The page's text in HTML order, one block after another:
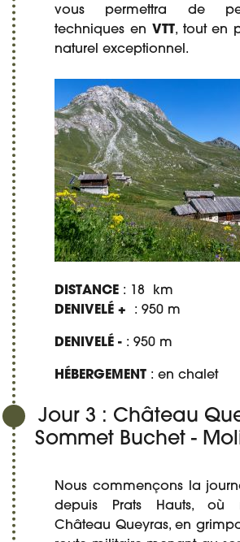
vous permettra de
techniques en VTT, tout en
naturel exceptionnel.
DISTANCE : 18 km
DENIVELÉ + : 950 m
DENIVELÉ - : 950 m
HÉBERGEMENT : en chalet
Jour 3 : Château
Sommet Buchet -
Nous commençons la
depuis Prats Hauts, où
Château Queyras, en